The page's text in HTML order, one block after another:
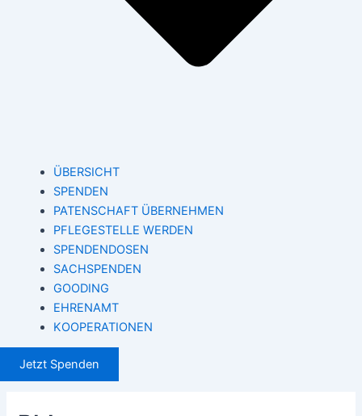
ÜBERSICHT
SPENDEN
PATENSCHAFT ÜBERNEHMEN
PFLEGESTELLE WERDEN
SPENDENDOSEN
SACHSPENDEN
GOODING
EHRENAMT
KOOPERATIONEN
Jetzt Spenden